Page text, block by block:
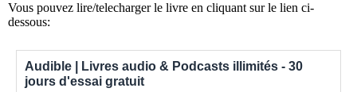
Vous pouvez lire/telecharger le livre en cliquant sur le lien ci-
dessous:
Audible | Livres audio & Podcasts illimités - 30
jours d'essai gratuit